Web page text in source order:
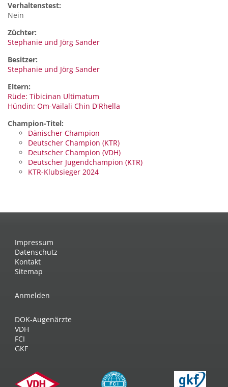
Verhaltenstest:
Nein
Züchter:
Stephanie und Jörg Sander
Besitzer:
Stephanie und Jörg Sander
Eltern:
Rüde: Tibicinan Ultimatum
Hündin: Om-Vailali Chin D'Rhella
Champion-Titel:
Dänischer Champion
Deutscher Champion (KTR)
Deutscher Champion (VDH)
Deutscher Jugendchampion (KTR)
KTR-Klubsieger 2024
Impressum
Datenschutz
Kontakt
Sitemap
Anmelden
DOK-Augenärzte
VDH
FCI
GKF